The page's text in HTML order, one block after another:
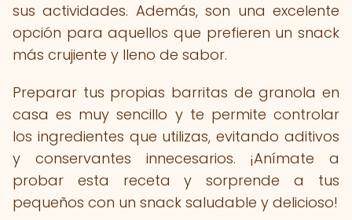
sus actividades. Además, son una excelente
opción para aquellos que prefieren un snack
más crujiente y lleno de sabor.
Preparar tus propias barritas de granola en
casa es muy sencillo y te permite controlar
los ingredientes que utilizas, evitando aditivos
y conservantes innecesarios. ¡Anímate a
probar esta receta y sorprende a tus
pequeños con un snack saludable y delicioso!